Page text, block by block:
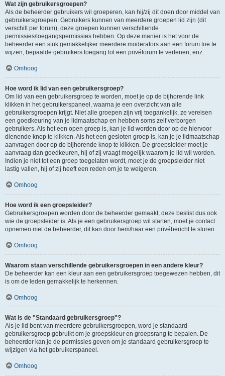
Wat zijn gebruikersgroepen?
Als de beheerder gebruikers wil groeperen, kan hij/zij dit doen door middel van
gebruikersgroepen. Gebruikers kunnen van meerdere groepen lid zijn (dit
verschilt per forum), deze groepen kunnen verschillende
permissies/toegangspermissies hebben. Op deze manier is het voor de
beheerder een stuk gemakkelijker meerdere moderators aan een forum toe te
wijzen, bepaalde gebruikers toegang tot een privéforum te verlenen, enz.
Omhoog
Hoe word ik lid van een gebruikersgroep?
Om lid van een gebruikersgroep te worden, moet je op de bijhorende link
klikken in het gebruikerspaneel, waarna je een overzicht van alle
gebruikersgroepen krijgt. Niet alle groepen zijn vrij toegankelijk, ze vereisen
een goedkeuring van je lidmaatschap en hebben soms zelf verborgen
gebruikers. Als het een open groep is, kan je lid worden door op de hiervoor
dienende knop te klikken. Als het een gesloten groep is, kan je je lidmaatschap
aanvragen door op de bijhorende knop te klikken. De groepsleider moet je
aanvraag dan goedkeuren, hij of zij vraagt mogelijk waarom je lid wil worden.
Indien je niet tot een groep toegelaten wordt, moet je de groepsleider niet
lastig vallen, hij of zij heeft een reden om je te weigeren.
Omhoog
Hoe word ik een groepsleider?
Gebruikersgroepen worden door de beheerder gemaakt, deze beslist dus ook
wie de groepsleider is. Als je een gebruikersgroep wil starten, moet je contact
opnemen met de beheerder, dit kan door hem/haar een privébericht te sturen.
Omhoog
Waarom staan verschillende gebruikersgroepen in een andere kleur?
De beheerder kan een kleur aan een gebruikersgroep toegewezen hebben, dit
is om de leden gemakkelijk te herkennen.
Omhoog
Wat is de "Standaard gebruikersgroep"?
Als je lid bent van meerdere gebruikersgroepen, word je standaard
gebruikersgroep gebruikt om je groepskleur en groepsrang te bepalen. De
beheerder kan je de permissies geven om je standaard gebruikersgroep te
wijzigen via het gebruikerspaneel.
Omhoog